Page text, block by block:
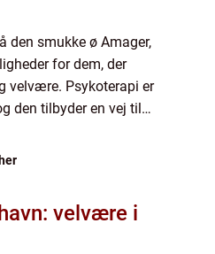
den smukke ø Amager,
for dem, der
velvære. Psykoterapi er
den tilbyder en vej til
velvære i